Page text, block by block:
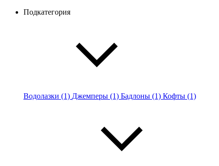
Подкатегория
Водолазки (1) Джемперы (1) Бадлоны (1) Кофты (1)